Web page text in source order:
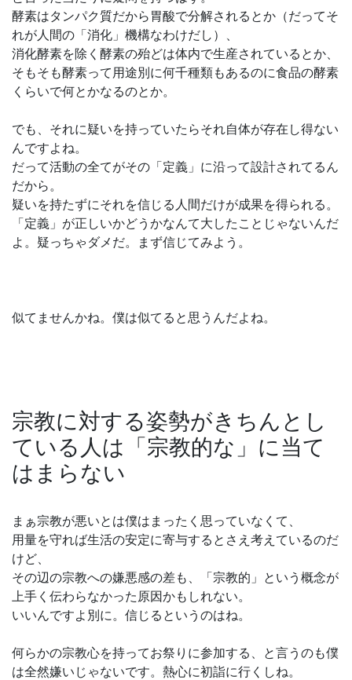
酵素はタンパク質だから胃酸で分解されるとか（だってそ
れが人間の「消化」機構なわけだし）、
消化酵素を除く酵素の殆どは体内で生産されているとか、
そもそも酵素って用途別に何千種類もあるのに食品の酵素
くらいで何とかなるのとか。
でも、それに疑いを持っていたらそれ自体が存在し得ない
んですよね。
だって活動の全てがその「定義」に沿って設計されてるん
だから。
疑いを持たずにそれを信じる人間だけが成果を得られる。
「定義」が正しいかどうかなんて大したことじゃないんだ
よ。疑っちゃダメだ。まず信じてみよう。
似てませんかね。僕は似てると思うんだよね。
宗教に対する姿勢がきちんとし
ている人は「宗教的な」に当て
はまらない
まぁ宗教が悪いとは僕はまったく思っていなくて、
用量を守れば生活の安定に寄与するとさえ考えているのだ
けど、
その辺の宗教への嫌悪感の差も、「宗教的」という概念が
上手く伝わらなかった原因かもしれない。
いいんですよ別に。信じるというのはね。
何らかの宗教心を持ってお祭りに参加する、と言うのも僕
は全然嫌いじゃないです。熱心に初詣に行くしね。